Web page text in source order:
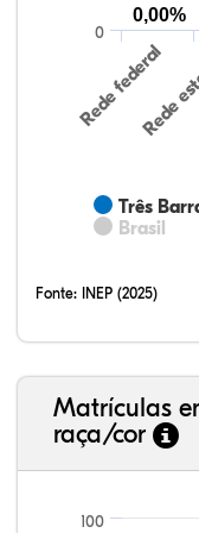
Três
Brasil
Rede federal
Rede
0
0,00%
Fonte: INEP (2025)
Matrículas
raça/cor
100